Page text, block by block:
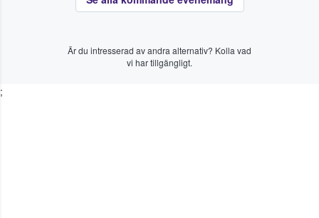
Är du intresserad av andra alternativ? Kolla vad
vi har tillgängligt.
;